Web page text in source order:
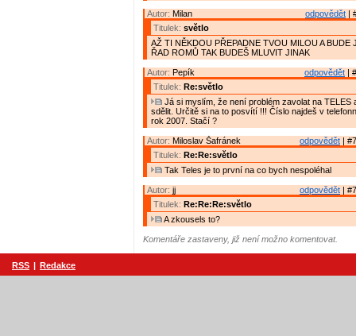
odpovědět |
Autor: Milan
Titulek: světlo
AŽ TI NĚKDOU PŘEPADNE TVOU MILOU A BUDE
ŘAD ROMŮ TAK BUDEŠ MLUVIT JINAK
odpovědět |
Autor: Pepík
Titulek: Re:světlo
Já si myslím, že není problém zavolat na TELES
sdělit. Určitě si na to posvítí !!! Číslo najdeš v
rok 2007. Stačí ?
odpovědět |
Autor: Miloslav Šafránek
Titulek: Re:Re:světlo
Tak Teles je to první na co bych nespoléhal
odpovědět |
Autor: jj
Titulek: Re:Re:Re:světlo
A zkousels to?
Komentáře zastaveny, již není možno komentovat.
RSS | Redakce